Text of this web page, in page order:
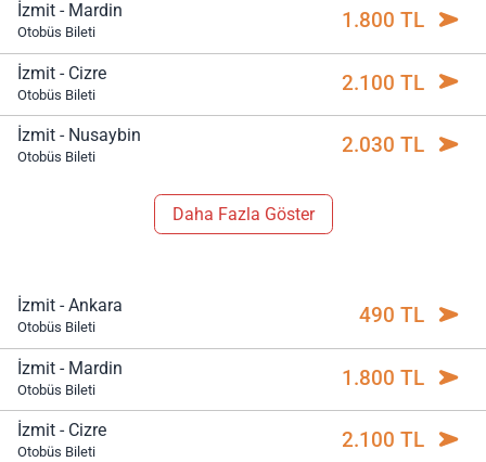
İzmit - Mardin
Otobüs Bileti 1.800 TL
İzmit - Cizre
Otobüs Bileti 2.100 TL
İzmit - Nusaybin
Otobüs Bileti 2.030 TL
Daha Fazla Göster
İzmit - Ankara
Otobüs Bileti 490 TL
İzmit - Mardin
Otobüs Bileti 1.800 TL
İzmit - Cizre
Otobüs Bileti 2.100 TL